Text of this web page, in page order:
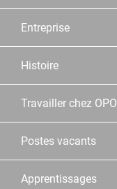
Entreprise
Histoire
Travailler chez OPO
Postes vacants
Apprentissages